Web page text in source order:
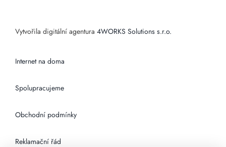
Vytvořila digitální agentura 4WORKS Solutions s.r.o.
Internet na doma
Spolupracujeme
Obchodní podmínky
Reklamační řád